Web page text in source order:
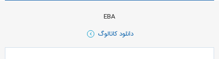
EBA
دانلود کاتالوگ